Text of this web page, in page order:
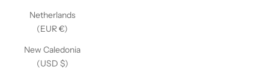
Netherlands
(EUR €)
New Caledonia
(USD $)